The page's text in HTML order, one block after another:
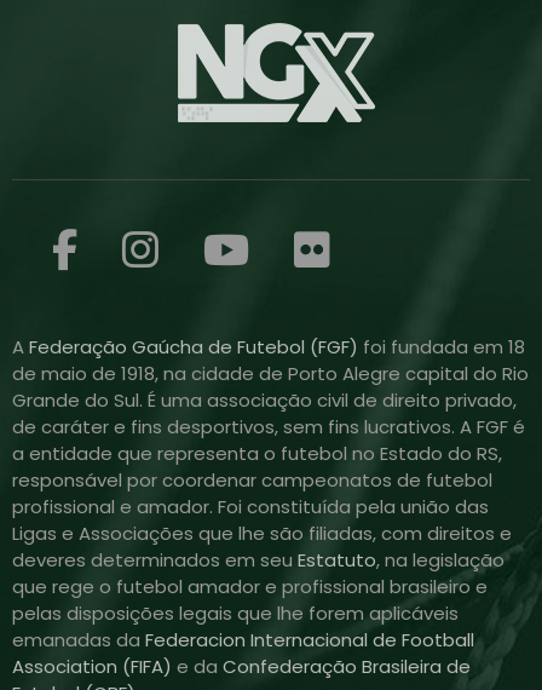
AFederação Gaúcha de Futebol (FGF) foi fundada em 18
de maio de 1918, na cidade de Porto Alegre capital do Rio
Grande do Sul. É uma associação civil de direito privado,
de caráter e fins desportivos, sem fins lucrativos. A FGF é
a entidade que representa o futebol no Estado do RS,
responsável por coordenar campeonatos de futebol
profissional e amador. Foi constituída pela união das
Ligas e Associações que lhe são filiadas, com direitos e
deveres determinados em seu Estatuto, na legislação
que rege o futebol amador e profissional brasileiro e
pelas disposições legais que lhe forem aplicáveis
emanadas da Federacion Internacional de Football
Association (FIFA) e da Confederação Brasileira de